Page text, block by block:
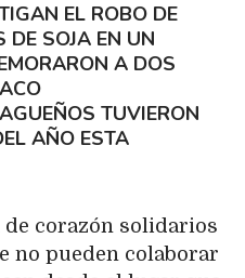
EL ROBO DE
DE SOJA EN UN
A DOS
TUVIERON
AÑO ESTA
de corazón solidarios
no pueden colaborar